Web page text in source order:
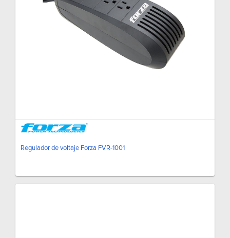
Regulador de voltaje Forza FVR-1001